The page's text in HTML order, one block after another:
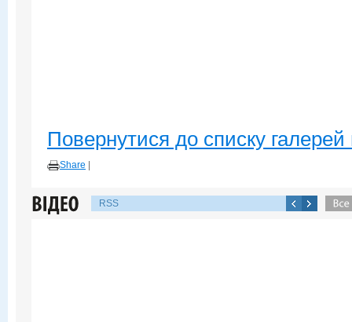
Повернутися до списку галерей
Share
RSS